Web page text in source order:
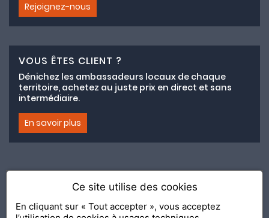
Rejoignez-nous
VOUS ÊTES CLIENT ?
Dénichez les ambassadeurs locaux de chaque
territoire, achetez au juste prix en direct et sans
intermédiaire.
En savoir plus
Adhésion au collectif lemeilleurchezvous.com
Ce site utilise des cookies
En cliquant sur « Tout accepter », vous acceptez